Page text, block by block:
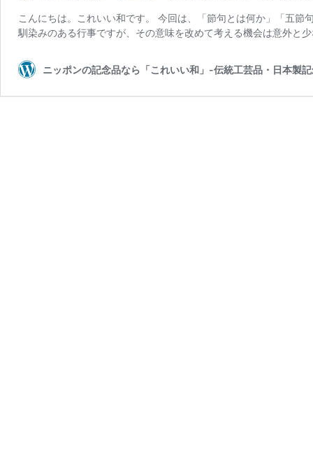
こんにちは。これいい和です。 今回は、「節句とは何か」「五
馴染みのある行事ですが、その意味を改めて考える機会は意外と
ニッポンの記念品なら「これいい和」-伝統工芸品・日本製